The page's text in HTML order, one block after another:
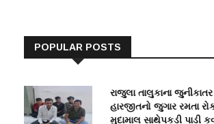
POPULAR POSTS
રાજુલા તાલુકાના
હારજીતનો જુગાર રમતા
મુદામાલ સાથેપકડી પાડી